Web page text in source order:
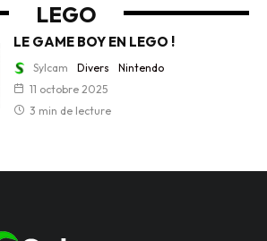
LEGO
LE GAME BOY EN LEGO !
Sylcam Divers
Nintendo
11 octobre 2025
3 min de lecture